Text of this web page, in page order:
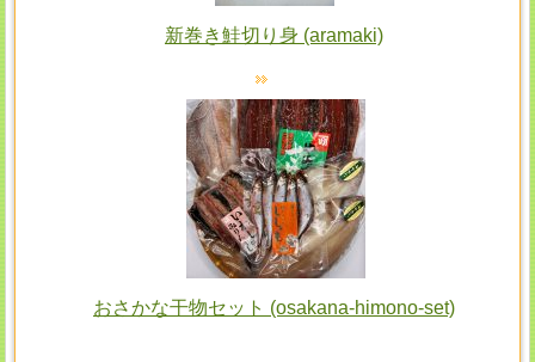
新巻き鮭切り身 (aramaki)
おさかな干物セット (osakana-himono-set)